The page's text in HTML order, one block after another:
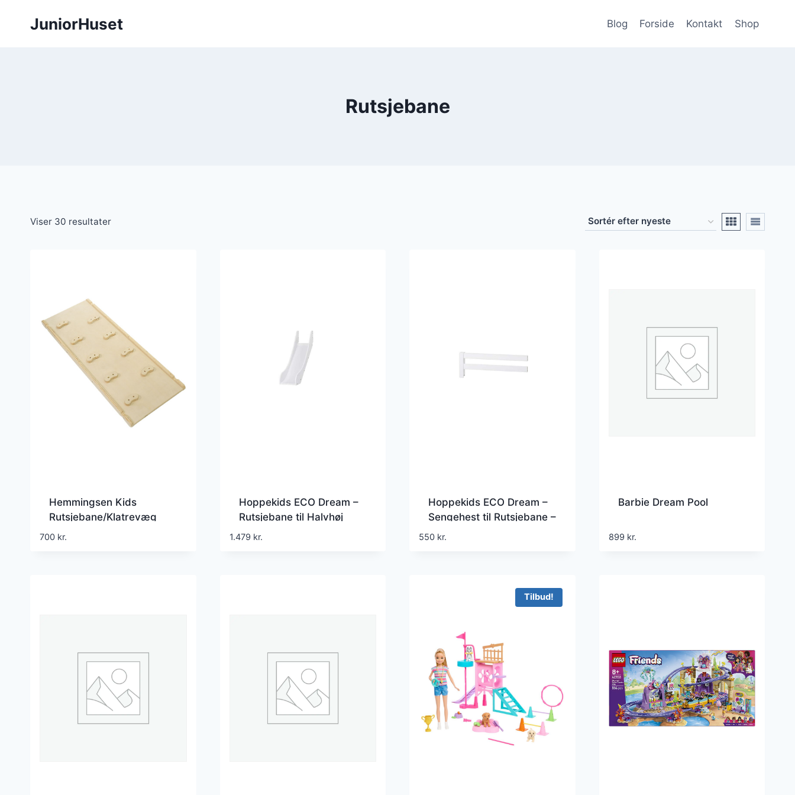
JuniorHuset Blog Forside Kontakt Shop
Rutsjebane
Viser 30 resultaterSorteret
Hemmingsen Kids
Rutsjebane/Klatrevæg
700 kr.
Hoppekids ECO Dream –
Rutsjebane til Halvhøj
Seng – Hvid
1.479 kr.
Hoppekids ECO Dream –
Sengehest til Rutsjebane –
Flere Størrelser – Hvid
550 kr.
Barbie Dream Pool
899 kr.
Tilbud!